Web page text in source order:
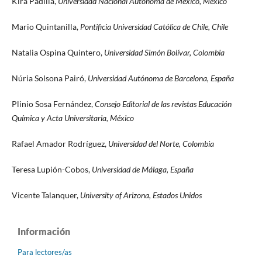
Mario Quintanilla, Pontificia Universidad Católica de Chile, Chile
Natalia Ospina Quintero, Universidad Simón Bolívar, Colombia
Núria Solsona Pairó, Universidad Autónoma de Barcelona, España
Plinio Sosa Fernández,Consejo Editorial de las revistas Educación
Química y Acta Universitaria, México
Rafael Amador Rodríguez,Universidad del Norte, Colombia
Teresa Lupión-Cobos,Universidad de Málaga, España
Vicente Talanquer, University of Arizona, Estados Unidos
Información
Para lectores/as